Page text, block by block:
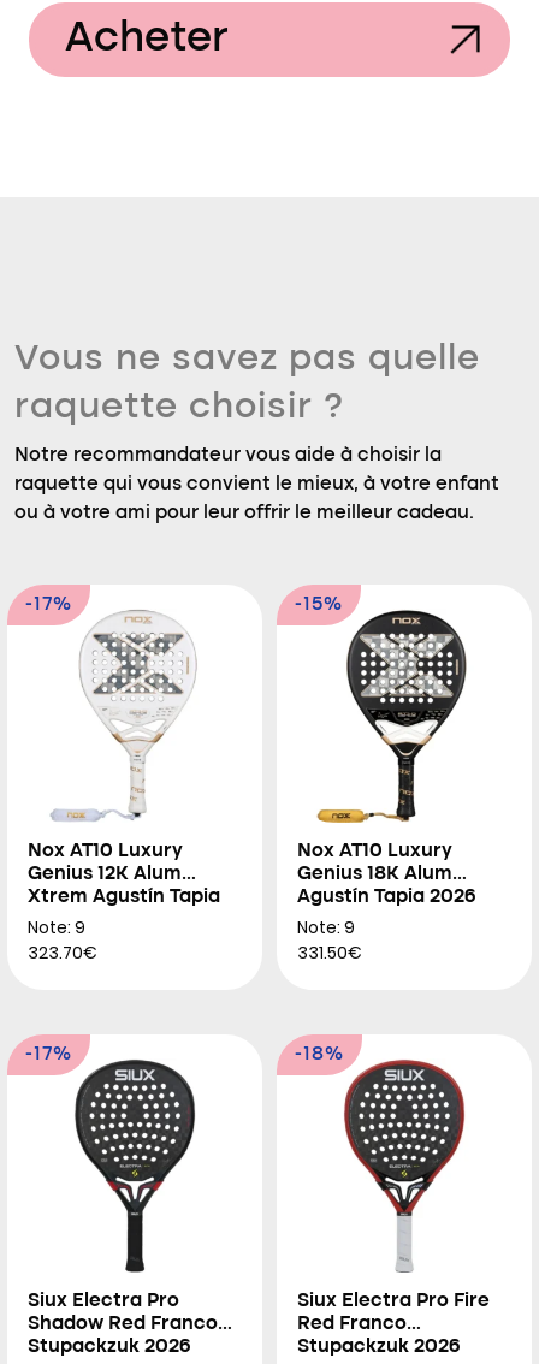
Acheter
Vous ne savez pas quelle
raquette choisir ?
Notre recommandateur vous aide à choisir la
raquette qui vous convient le mieux, à votre enfant
ou à votre ami pour leur offrir le meilleur cadeau.
-17%
Nox AT10 Luxury
Genius 12K Alum
Xtrem Agustín Tapia
2026
Note: 9
323.70€
-15%
Nox AT10 Luxury
Genius 18K Alum
Agustín Tapia 2026
Note: 9
331.50€
-17%
Siux Electra Pro
Shadow Red Franco
Stupackzuk 2026
-18%
Siux Electra Pro Fire
Red Franco
Stupackzuk 2026